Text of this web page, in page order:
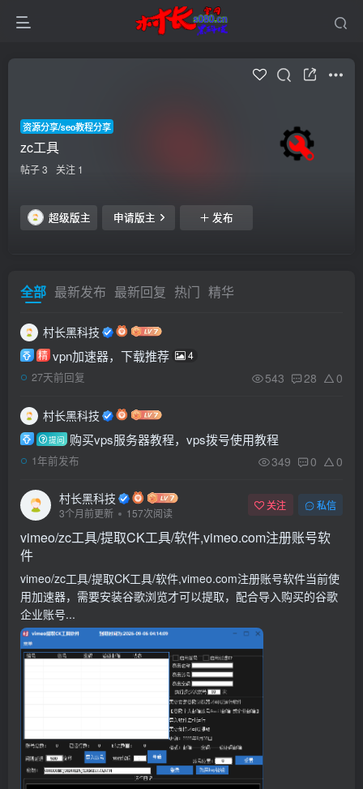
资源分享/seo教程分享
zc工具
帖子 3 关注 1
超级版主 申请版主 发布
全部 最新发布 最新回复 热门 精华
村长黑科技
精 vpn加速器，下载推荐 4
27天前回复 543 28 0
村长黑科技
提问 购买vps服务器教程，vps拨号使用教程
1年前发布 349 0 0
村长黑科技
3个月前更新 157次阅读
关注 私信
vimeo/zc工具/提取CK工具/软件,vimeo.com注册账号软
件
vimeo/zc工具/提取CK工具/软件,vimeo.com注册账号软件当前使
用加速器，需要安装谷歌浏览才可以提取，配合导入购买的谷歌
企业账号...